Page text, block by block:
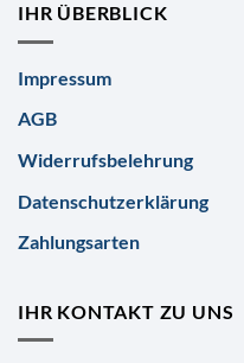
IHR ÜBERBLICK
Impressum
AGB
Widerrufsbelehrung
Datenschutzerklärung
Zahlungsarten
IHR KONTAKT ZU UNS